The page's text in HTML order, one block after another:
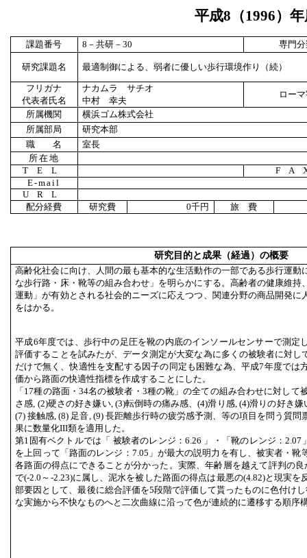
平成8 （1996）
課題番号 8 －共研－30 専門
研究課題名 最適制御による、弱者に優しい歩行環境作り（続）
フリガナ
代表者氏名
ナカムラ サチオ
中村 幸夫
ロー
所属機関
横浜ゴム株式会社
所属部局
研究本部
職 名
室長
所在地
TEL
E-mail
URL
配分経費
研究費 0千円 旅 費
研究目的と成果（経過）の概要
高齢化社会に向け、人間の最も基本的な生活動作の一部である歩行運動
な歩行路・床・靴等の組み合わせ」を明らかにする。高齢者の健康維持
運動」が有効とされる社会的ニーズに応えつつ、関連分野の商品開発に
をはかる。
平成6年度では、歩行中の足圧を靴の内底のインソールセンサーで測定
評価することを試みたが、データ測定が大変な為に多くの被験者に対し
だけで無く、快適性を支配する因子の同定も困難な為、平成7年度では
価から路面の快適性指標を作成することにした。
「17種の路面・34名の被験者・3種の靴」の全ての組み合わせに対して
さ感, (2)硬さの好き嫌い, (3)転倒時の痛み感、(4)滑り感, (4)滑りの好き
(7) 接触感, (8) 足音, (9) 長距離歩行時の疲労感予測、等の項目を問う質
果に数量化III類を適用した。
第1固有ベクトルでは「 被験者のレンジ：6.26 」・「靴のレンジ：2.07
を上回って「路面のレンジ：7.05」が最大の説明力を有し、被実者・靴
各路面の得点にできることが分かった。実際、年齢層を越えて評判の
で(-2.0～-2.23)に属し、泥水を被した路面の得点は最悪の(4.82)と現実を
部要因として、最後に総合評価を5段階で評価して貰ったものに色付け
な実施から不快なものへと二次曲線に沿って色が連続的に遷移する順序